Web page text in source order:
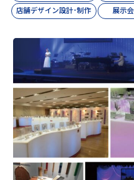
店舗デザイン設計･制作
展示